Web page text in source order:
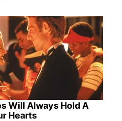
Will Always Hold A
Hearts